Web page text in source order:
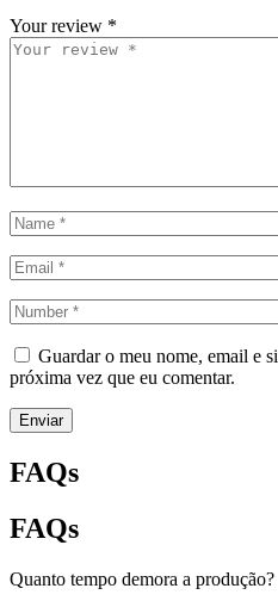
Your review *
Guardar o meu nome, email e
próxima vez que eu comentar.
Enviar
FAQs
FAQs
Quanto tempo demora a produção?